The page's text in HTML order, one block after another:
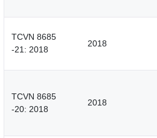
TCVN 8685
-21: 2018
2018
TCVN 8685
-20: 2018
2018